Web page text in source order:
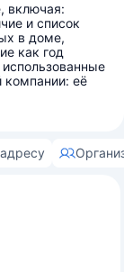
включая:
и список
в доме,
как год
её